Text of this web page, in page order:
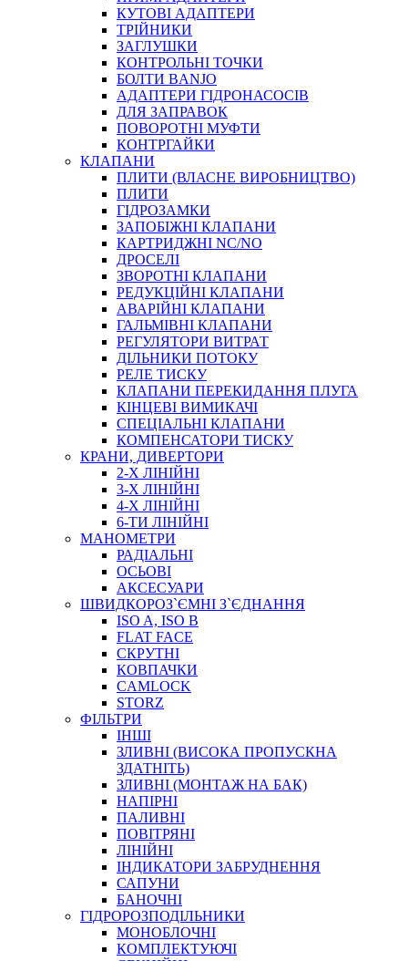
ФІТИНГИ ГІДРАВЛІЧНІ
ФІТИНГИ КОНДИЦІОНЕРНІ
ЗАХИСТ РУКАВІВ
ФІТИНГИ KARCHER
ФІТИНГИ НА ПІДЙОМ КАБІНИ
КОНЕКТОРИ
ХОМУТИ
ЧЕРВ`ЯЧНІ
ПРУЖИННІ
НЕЙЛОНОВІ
ПРОРЕЗИНЕНІ
АВТОТОВАРИ
АВТОХІМІЯ
ДОМКРАТИ
НАБОРИ ЗАПОБІЖНИКІВ, КЛЕМ, АКСЕСУАРІВ
НАСОСИ, КОМПРЕСОРИ, МАНОМЕТРИ
ПАСТА, АНТИСЕПТИК
ІНСТРУМЕНТ
САДОВИЙ ІНВЕНТАР
ЕЛЕКТРИЧНІ ПРИЛАДИ
ПАЛЬНИКИ, ПАЯЛЬНИКИ, ПАЯЛЬНІ ЛАМПИ
ІНСТРУМЕНТИ ДЛЯ ЕЛЕКТРИКА
ЕЛЕКТРОІНСТРУМЕНТИ
ЗАМКИ І КОМПЛЕКТУЮЧІ
ІНСТРУМЕНТИ ДЛЯ ЗВАРЮВАННЯ, АКСЕСУАРИ
КУТОВІ АДАПТЕРИ
ТРІЙНИКИ
ЗАГЛУШКИ
КОНТРОЛЬНІ ТОЧКИ
БОЛТИ BANJO
АДАПТЕРИ ГІДРОНАСОСІВ
ДЛЯ ЗАПРАВОК
ПОВОРОТНІ МУФТИ
КОНТРГАЙКИ
КЛАПАНИ
ПЛИТИ (ВЛАСНЕ ВИРОБНИЦТВО)
ПЛИТИ
ГІДРОЗАМКИ
ЗАПОБІЖНІ КЛАПАНИ
КАРТРИДЖНІ NC/NO
ДРОСЕЛІ
ЗВОРОТНІ КЛАПАНИ
РЕДУКЦІЙНІ КЛАПАНИ
АВАРІЙНІ КЛАПАНИ
ГАЛЬМІВНІ КЛАПАНИ
РЕГУЛЯТОРИ ВИТРАТ
ДІЛЬНИКИ ПОТОКУ
РЕЛЕ ТИСКУ
КЛАПАНИ ПЕРЕКИДАННЯ ПЛУГА
КІНЦЕВІ ВИМИКАЧІ
СПЕЦІАЛЬНІ КЛАПАНИ
КОМПЕНСАТОРИ ТИСКУ
КРАНИ, ДИВЕРТОРИ
2-Х ЛІНІЙНІ
3-Х ЛІНІЙНІ
4-Х ЛІНІЙНІ
6-ТИ ЛІНІЙНІ
МАНОМЕТРИ
РАДІАЛЬНІ
ОСЬОВІ
АКСЕСУАРИ
ШВИДКОРОЗ`ЄМНІ З`ЄДНАННЯ
ISO A, ISO B
FLAT FACE
СКРУТНІ
КОВПАЧКИ
CAMLOCK
STORZ
ФІЛЬТРИ
ІНШІ
ЗЛИВНІ (ВИСОКА ПРОПУСКНА
ЗДАТНІТЬ)
ЗЛИВНІ (МОНТАЖ НА БАК)
НАПІРНІ
ПАЛИВНІ
ПОВІТРЯНІ
ЛІНІЙНІ
ІНДИКАТОРИ ЗАБРУДНЕННЯ
САПУНИ
БАНОЧНІ
ГІДРОРОЗПОДІЛЬНИКИ
МОНОБЛОЧНІ
КОМПЛЕКТУЮЧІ